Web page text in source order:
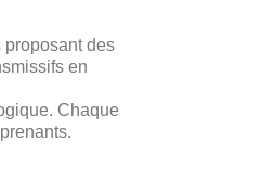
proposant des
en
Chaque